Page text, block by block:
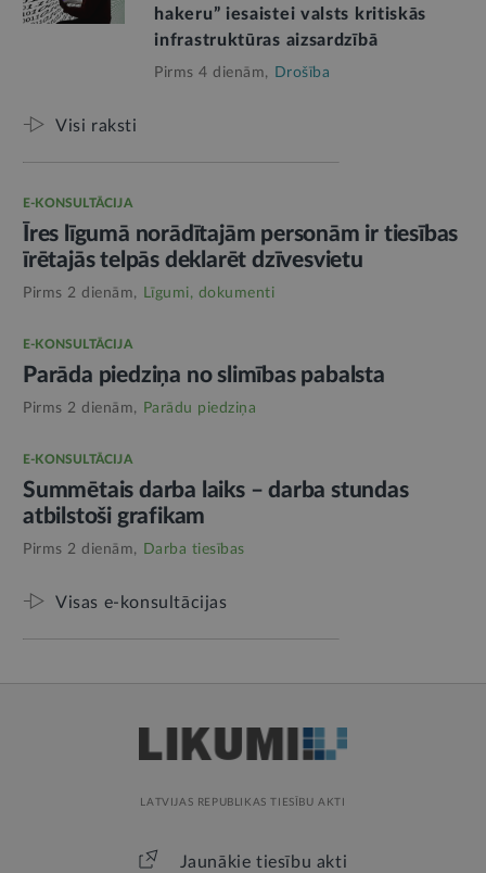
hakeru” iesaistei valsts kritiskās
infrastruktūras aizsardzībā
Pirms 4 dienām, Drošība
Visi raksti
E-KONSULTĀCIJA
Īres līgumā norādītajām personām ir tiesības
īrētajās telpās deklarēt dzīvesvietu
Pirms 2 dienām, Līgumi, dokumenti
E-KONSULTĀCIJA
Parāda piedziņa no slimības pabalsta
Pirms 2 dienām, Parādu piedziņa
E-KONSULTĀCIJA
Summētais darba laiks – darba stundas
atbilstoši grafikam
Pirms 2 dienām, Darba tiesības
Visas e-konsultācijas
LATVIJAS REPUBLIKAS TIESĪBU AKTI
Jaunākie tiesību akti